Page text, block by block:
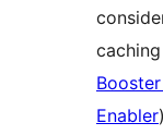
Enabler